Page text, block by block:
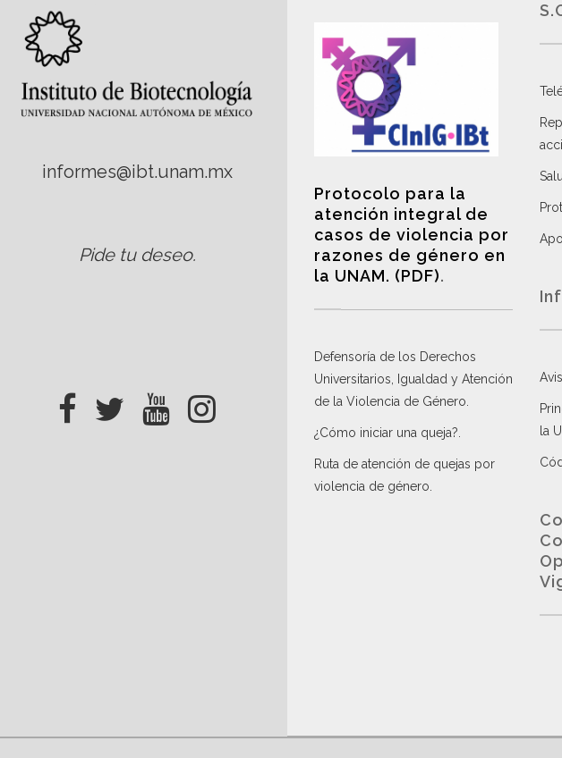
informes@ibt.unam.mx
Pide tu deseo.
Protocolo para la
atención integral de
casos de violencia por
razones de género en
la UNAM. (PDF).
Defensoría de los Derechos
Universitarios, Igualdad y Atención
de la Violencia de Género
¿Cómo iniciar una queja?
Ruta de atención de quejas por
violencia de género
la